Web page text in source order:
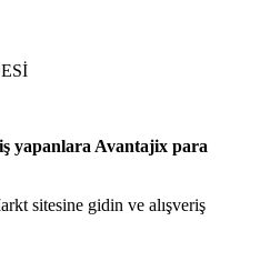
yapanlara Avantajix para
sitesine gidin ve alışveriş